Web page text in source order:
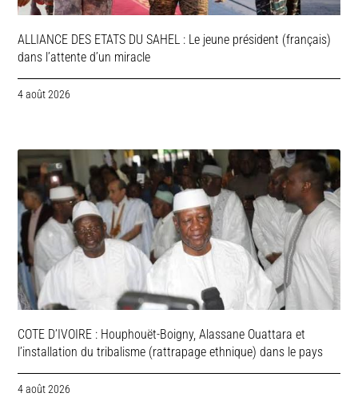
ALLIANCE DES ETATS DU SAHEL : Le jeune président (français)
dans l’attente d’un miracle
4 août 2026
COTE D’IVOIRE : Houphouët-Boigny, Alassane Ouattara et
l’installation du tribalisme (rattrapage ethnique) dans le pays
4 août 2026